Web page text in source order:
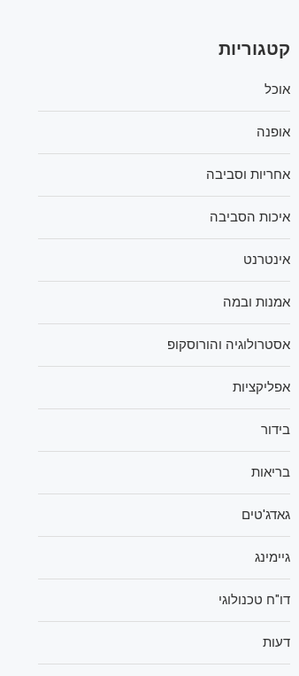
קטגוריות
אוכל
אופנה
אחריות וסביבה
איכות הסביבה
אינטרנט
אמנות ובמה
אסטרולוגיה והורוסקופ
אפליקציות
בידור
בריאות
גאדג'טים
גיימינג
דו"ח טכנולוגי
דעות